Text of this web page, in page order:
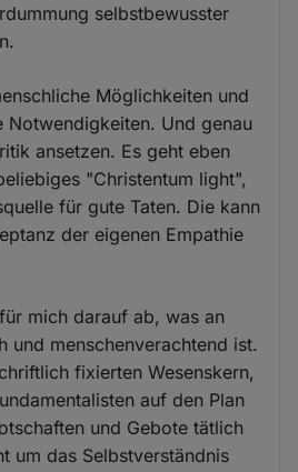
selbstbewusster
Möglichkeiten und
Notwendigkeiten. Und genau
ansetzen. Es geht eben
"Christentum light",
für gute Taten. Die kann
der eigenen Empathie
mich darauf ab, was an
und menschenverachtend ist.
fixierten Wesenskern,
auf den Plan
und Gebote tätlich
um das Selbstverständnis